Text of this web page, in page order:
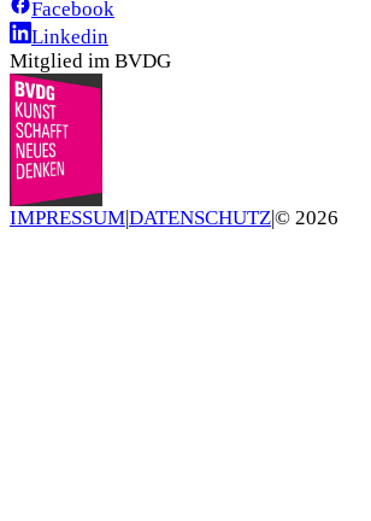
Facebook
Linkedin
Mitglied im BVDG
IMPRESSUM|DATENSCHUTZ|© 2026